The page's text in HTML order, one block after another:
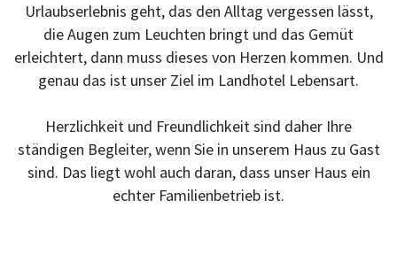
Urlaubserlebnis geht, das den Alltag vergessen lässt,
die Augen zum Leuchten bringt und das Gemüt
erleichtert, dann muss dieses von Herzen kommen. Und
genau das ist unser Ziel im Landhotel Lebensart.
Herzlichkeit und Freundlichkeit sind daher Ihre
ständigen Begleiter, wenn Sie in unserem Haus zu Gast
sind. Das liegt wohl auch daran, dass unser Haus ein
echter Familienbetrieb ist.